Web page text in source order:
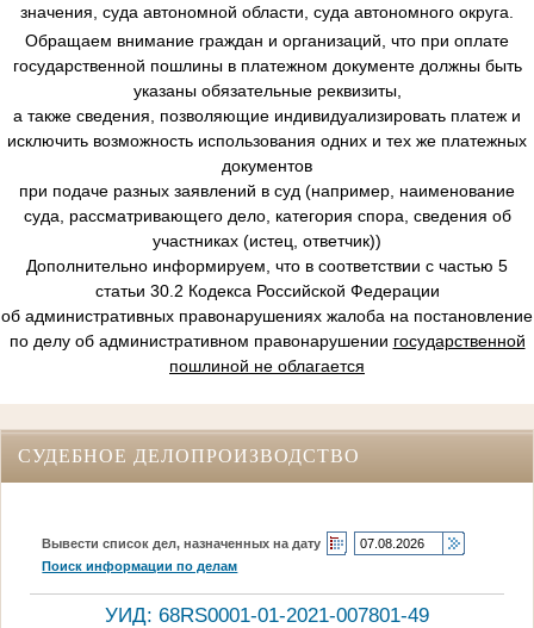
значения, суда автономной области, суда автономного округа.
Обращаем внимание граждан и организаций, что при оплате
государственной пошлины в платежном документе должны быть
указаны обязательные реквизиты,
а также сведения, позволяющие индивидуализировать платеж и
исключить возможность использования одних и тех же платежных
документов
при подаче разных заявлений в суд (например, наименование
суда, рассматривающего дело, категория спора, сведения об
участниках (истец, ответчик))
Дополнительно информируем, что в соответствии с частью 5
статьи 30.2 Кодекса Российской Федерации
об административных правонарушениях жалоба на постановление
по делу об административном правонарушении государственной
пошлиной не облагается
СУДЕБНОЕ ДЕЛОПРОИЗВОДСТВО
Вывести список дел, назначенных на дату
Поиск информации по делам
УИД: 68RS0001-01-2021-007801-49